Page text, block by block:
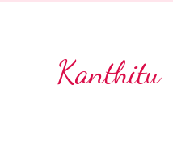
Kanthitu